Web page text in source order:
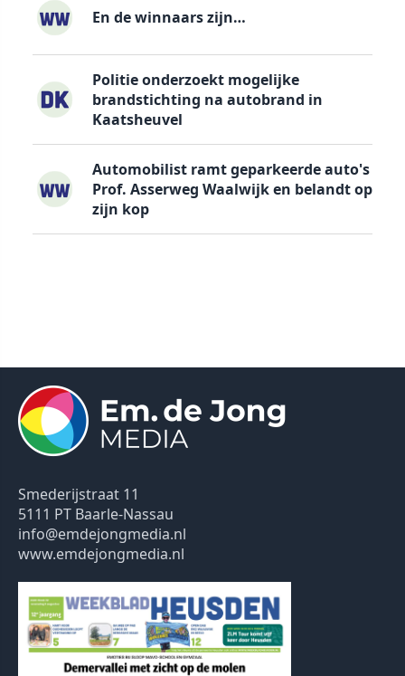
En de winnaars zijn…
Politie onderzoekt mogelijke
brandstichting na autobrand in
Kaatsheuvel
Automobilist ramt geparkeerde auto's
Prof. Asserweg Waalwijk en belandt op
zijn kop
Smederijstraat 11
5111 PT Baarle-Nassau
info@emdejongmedia.nl
www.emdejongmedia.nl